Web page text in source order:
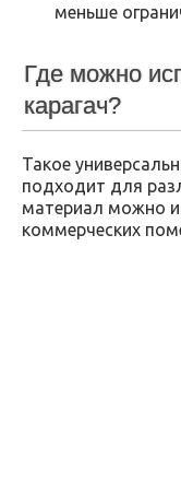
меньше
Где можно
карагач?
Такое
подходит для
материал можно
коммерческих